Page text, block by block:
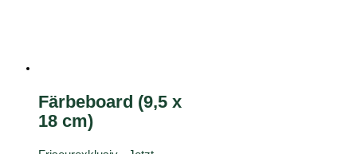
Färbeboard (9,5 x
18 cm)